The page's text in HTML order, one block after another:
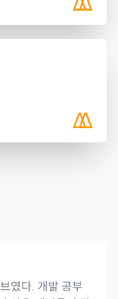
였다. 개발 공부